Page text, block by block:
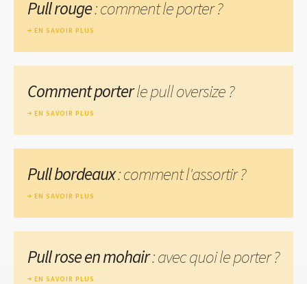
Pull rouge: comment le porter ?
EN SAVOIR PLUS
Comment porterle pull oversize ?
EN SAVOIR PLUS
Pull bordeaux: comment l'assortir ?
EN SAVOIR PLUS
Pull rose en mohair: avec quoi le porter ?
EN SAVOIR PLUS